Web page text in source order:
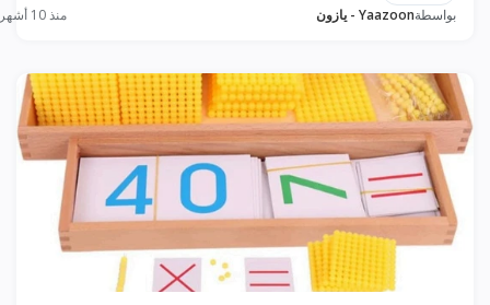
بواسطةYaazoon - يازون منذ 10 أشهر